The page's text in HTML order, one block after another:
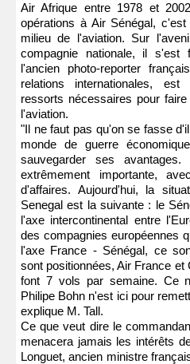
Air Afrique entre 1978 et
opérations à Air Sénégal,
milieu de l'aviation. Sur
compagnie nationale, il s'est
l'ancien photo-reporter
relations internationales,
ressorts nécessaires pour
l'aviation.
"Il ne faut pas qu'on se fasse
monde de guerre
sauvegarder ses
extrêmement importante,
d'affaires. Aujourd'hui, la
Senegal est la suivante : le
l'axe intercontinental entre
des compagnies européennes
l'axe France - Sénégal, ce
sont positionnées, Air France
font 7 vols par semaine. Ce
Philipe Bohn n'est ici pour
explique M. Tall.
Ce que veut dire le
menacera jamais les intérêts
Longuet, ancien ministre